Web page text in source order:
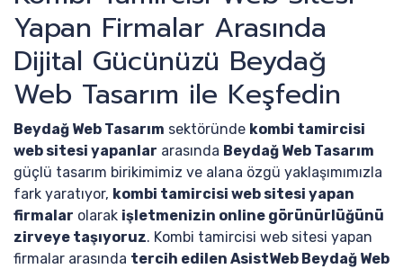
Yapan Firmalar Arasında
Dijital Gücünüzü Beydağ
Web Tasarım ile Keşfedin
Beydağ Web Tasarım sektöründe kombi tamircisi
web sitesi yapanlar arasında Beydağ Web Tasarım
güçlü tasarım birikimimiz ve alana özgü yaklaşımımızla
fark yaratıyor, kombi tamircisi web sitesi yapan
firmalar olarak işletmenizin online görünürlüğünü
zirveye taşıyoruz. Kombi tamircisi web sitesi yapan
firmalar arasında tercih edilen AsistWeb Beydağ Web